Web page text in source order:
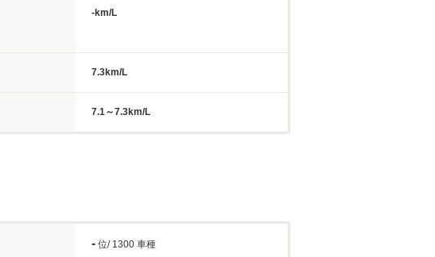
-km/L
7.3km/L
7.1～7.3km/L
- 位/ 1300 車種